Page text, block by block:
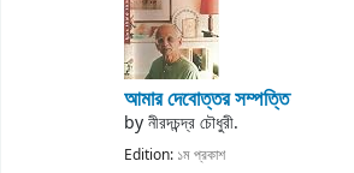
আমার দেবোত্তর সম্পত্তি
byনীরদচন্দ্র চৌধুরী.
Edition: ১ম প্রকাশ